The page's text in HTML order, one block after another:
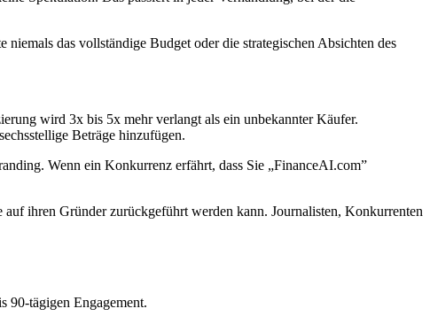
das vollständige Budget oder die strategischen Absichten des
wird 3x bis 5x mehr verlangt als ein unbekannter Käufer.
Beträge hinzufügen.
Wenn ein Konkurrenz erfährt, dass Sie „FinanceAI.com”
ihren Gründer zurückgeführt werden kann. Journalisten, Konkurrenten
90-tägigen Engagement.